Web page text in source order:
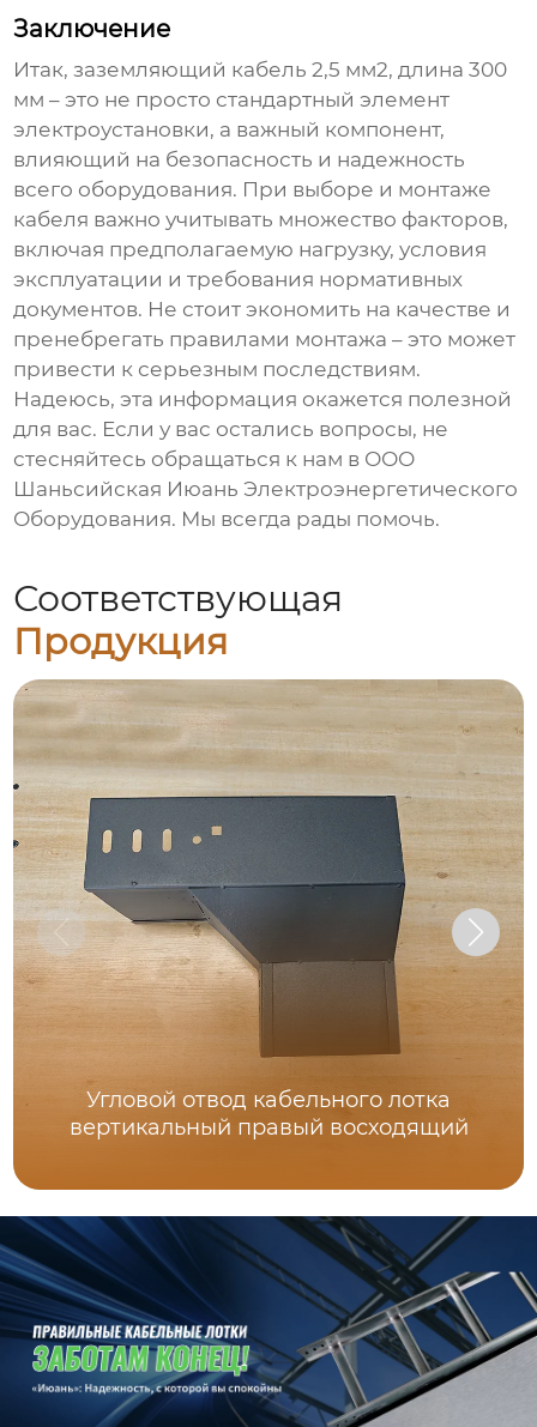
Заключение
Итак,заземляющий кабель 2,5 мм2, длина 300
мм – это не просто стандартный элемент
электроустановки, а важный компонент,
влияющий на безопасность и надежность
всего оборудования. При выборе и монтаже
кабеля важно учитывать множество факторов,
включая предполагаемую нагрузку, условия
эксплуатации и требования нормативных
документов. Не стоит экономить на качестве и
пренебрегать правилами монтажа – это может
привести к серьезным последствиям.
Надеюсь, эта информация окажется полезной
для вас. Если у вас остались вопросы, не
стесняйтесь обращаться к нам в ООО
Шаньсийская Июань Электроэнергетического
Оборудования. Мы всегда рады помочь.
Соответствующая
Продукция
Угловой отвод кабельного лотка
вертикальный правый восходящий